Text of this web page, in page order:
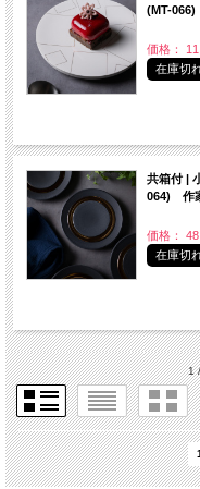
(MT-066)
価格：
在庫切
共箱付 |
064) 作
価格：
在庫切
1
1